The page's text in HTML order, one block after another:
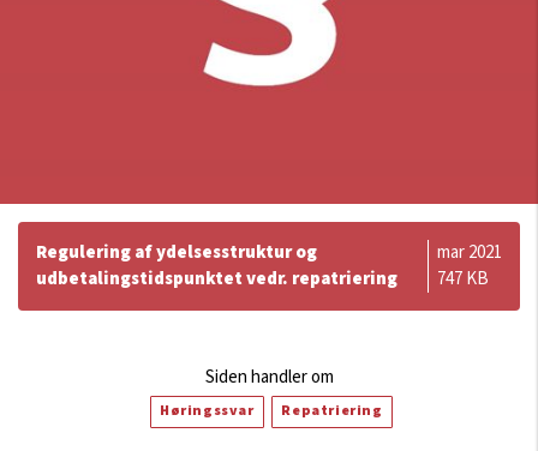
Regulering af ydelsesstruktur og
udbetalingstidspunktet vedr. repatriering
mar 2021
747 KB
Siden handler om
Høringssvar Repatriering